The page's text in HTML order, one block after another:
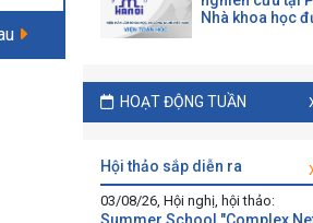
Nhà khoa học
CNRS
HOẠT ĐỘNG TUẦN
hội thảo sắp diễn ra
03/08/26, Hội nghị, hội thảo:
Summer School "Complex